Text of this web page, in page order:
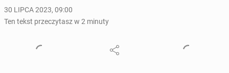
30 LIPCA 2023, 09:00
Ten tekst przeczytasz w 2 minuty